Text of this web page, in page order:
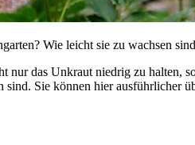
Wie leicht sie zu wachsen
nur das Unkraut niedrig zu halten,
Sie können hier ausführlicher